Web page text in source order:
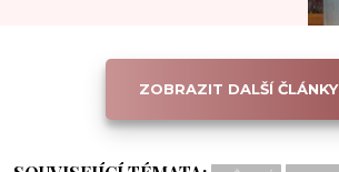
ZOBRAZIT DALŠÍ ČLÁNKY